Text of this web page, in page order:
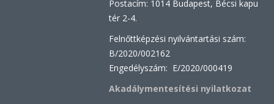
e-
Postacím: 1014 Budapest, Bécsi kapu
tér 2-4.
Felnőttképzési nyilvántartási szám:
B/2020/002162
Engedélyszám: E/2020/000419
Akadálymentesítési nyilatkozat